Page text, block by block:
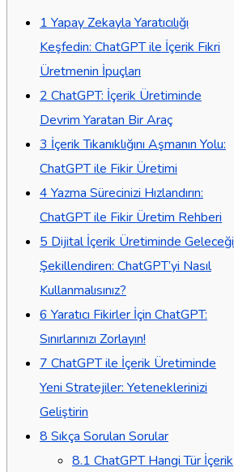
1 Yapay Zekayla Yaratıcılığı
Keşfedin: ChatGPT ile İçerik Fikri
Üretmenin İpuçları
2 ChatGPT: İçerik Üretiminde
Devrim Yaratan Bir Araç
3 İçerik Tıkanıklığını Aşmanın Yolu:
ChatGPT ile Fikir Üretimi
4 Yazma Sürecinizi Hızlandırın:
ChatGPT ile Fikir Üretim Rehberi
5 Dijital İçerik Üretiminde Geleceği
Şekillendiren: ChatGPT’yi Nasıl
Kullanmalısınız?
6 Yaratıcı Fikirler İçin ChatGPT:
Sınırlarınızı Zorlayın!
7 ChatGPT ile İçerik Üretiminde
Yeni Stratejiler: Yeteneklerinizi
Geliştirin
8 Sıkça Sorulan Sorular
8.1 ChatGPT Hangi Tür İçerik